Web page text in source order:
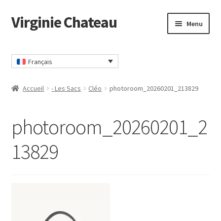
Passer
à
navigation
Passer
au
Virginie Chateau Menu
Français
Accueil - Les Sacs Cléo photoroom_20260201_213829
photoroom_20260201_2
13829